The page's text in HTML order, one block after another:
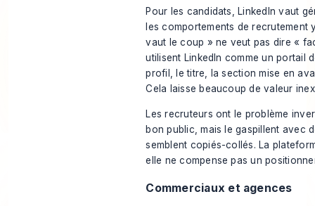
Pour les candidats, LinkedIn vaut
les comportements de recrutement
vaut le coup » ne veut pas dire «
utilisent LinkedIn comme un portail
profil, le titre, la section mise en
Cela laisse beaucoup de valeur
Les recruteurs ont le problème
bon public, mais le gaspillent avec
semblent copiés-collés. La
elle ne compense pas un
Commerciaux et agences